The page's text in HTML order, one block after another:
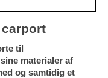
til
materialer af
og samtidig et